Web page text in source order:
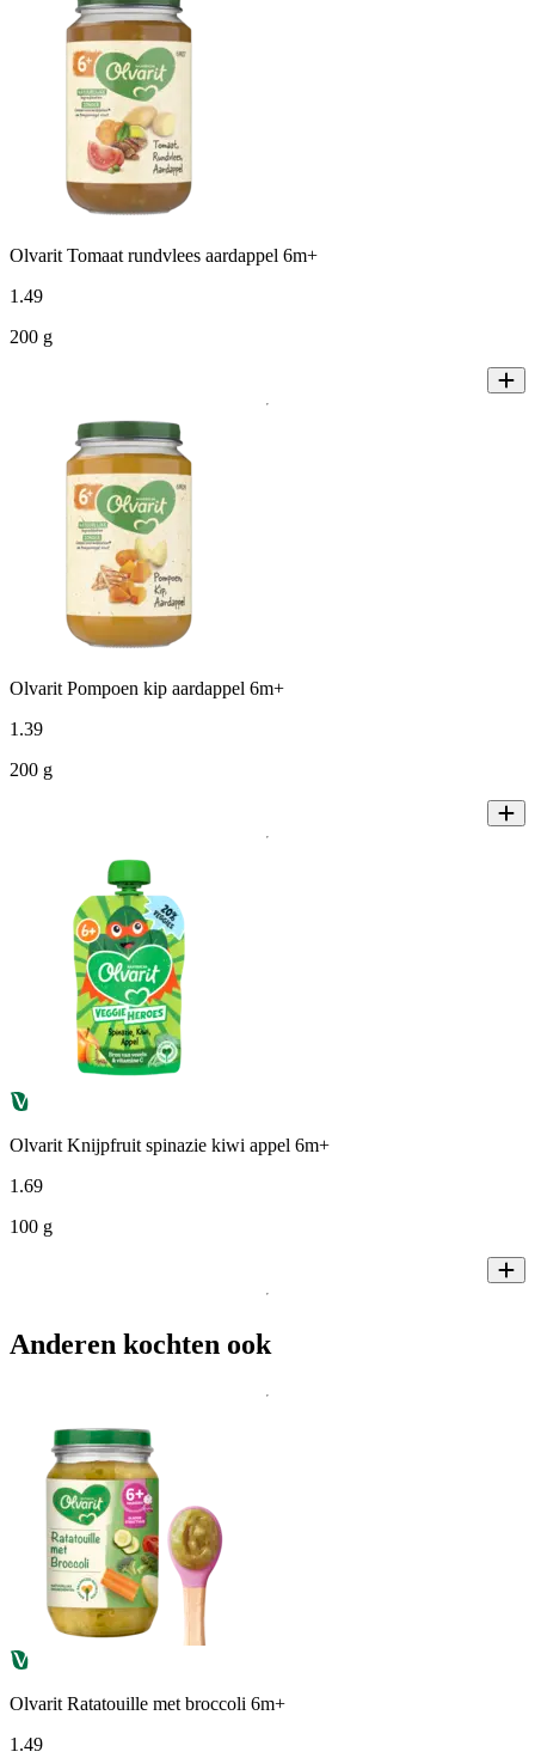
Olvarit Tomaat rundvlees aardappel 6m+
1 .49
200 g
Olvarit Pompoen kip aardappel 6m+
1 .39
200 g
Olvarit Knijpfruit spinazie kiwi appel 6m+
1 .69
100 g
Anderen kochten ook
Olvarit Ratatouille met broccoli 6m+
1 .49